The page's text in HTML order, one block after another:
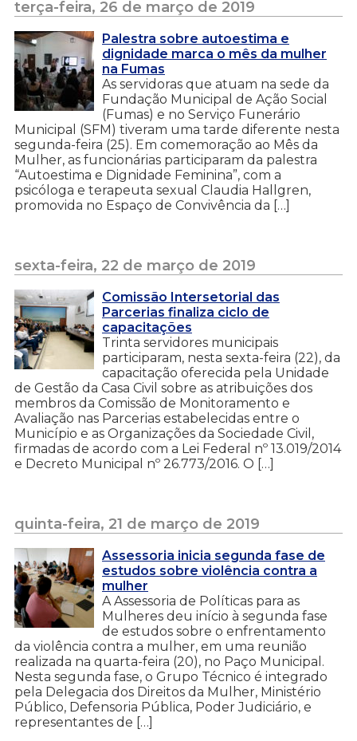
terça-feira, 26 de março de 2019
Palestra sobre autoestima e
dignidade marca o mês da mulher
na Fumas
As servidoras que atuam na sede da
Fundação Municipal de Ação Social
(Fumas) e no Serviço Funerário
Municipal (SFM) tiveram uma tarde diferente nesta
segunda-feira (25). Em comemoração ao Mês da
Mulher, as funcionárias participaram da palestra
“Autoestima e Dignidade Feminina”, com a
psicóloga e terapeuta sexual Claudia Hallgren,
promovida no Espaço de Convivência da […]
sexta-feira, 22 de março de 2019
Comissão Intersetorial das
Parcerias finaliza ciclo de
capacitações
Trinta servidores municipais
participaram, nesta sexta-feira (22), da
capacitação oferecida pela Unidade
de Gestão da Casa Civil sobre as atribuições dos
membros da Comissão de Monitoramento e
Avaliação nas Parcerias estabelecidas entre o
Município e as Organizações da Sociedade Civil,
firmadas de acordo com a Lei Federal nº 13.019/2014
e Decreto Municipal nº 26.773/2016. O […]
quinta-feira, 21 de março de 2019
Assessoria inicia segunda fase de
estudos sobre violência contra a
mulher
A Assessoria de Políticas para as
Mulheres deu início à segunda fase
de estudos sobre o enfrentamento
da violência contra a mulher, em uma reunião
realizada na quarta-feira (20), no Paço Municipal.
Nesta segunda fase, o Grupo Técnico é integrado
pela Delegacia dos Direitos da Mulher, Ministério
Público, Defensoria Pública, Poder Judiciário, e
representantes de […]